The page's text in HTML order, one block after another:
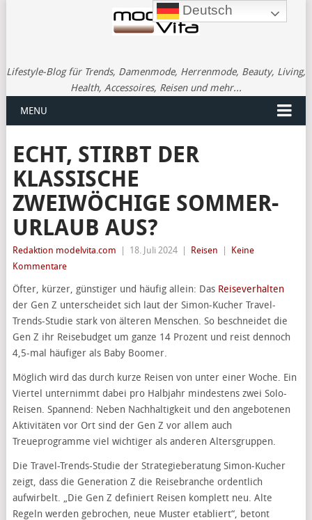
Lifestyle-Blog für Trends, Damenmode, Herrenmode, Beauty, Living,
Health, Accessoires, Reisen und mehr...
MENU
ECHT, STIRBT DER
KLASSISCHE
ZWEIWÖCHIGE SOMMER-
URLAUB AUS?
Redaktion modelvita.com 18. Juli 2024 Reisen
Keine
Kommentare
Öfter, kürzer, günstiger und häufig allein: Das Reiseverhalten
der Gen Z unterscheidet sich laut der Simon-Kucher Travel-
Trends-Studie stark von älteren Menschen. So beschneidet die
Gen Z ihr Reisebudget um ganze 14 Prozent und reist dennoch
4,5-mal häufiger als Baby Boomer.
Möglich wird das durch kurze Reisen von unter einer Woche. Ein
Viertel unternimmt dabei pro Halbjahr mindestens zwei Solo-
Reisen. Spannend: Neben Nachhaltigkeit und den angebotenen
Aktivitäten vor Ort sind der Gen Z vor allem auch
Treueprogramme viel wichtiger als anderen Altersgruppen.
Die Travel-Trends-Studie der Strategieberatung Simon-Kucher
zeigt, dass die Generation Z die Reisebranche ordentlich
aufwirbelt. „Die Gen Z definiert Reisen komplett neu. Alte
Regeln werden gebrochen, neue Muster etabliert“, betont
Deutsch